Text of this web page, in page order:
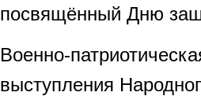
посвящённый Дню
Военно-
выступления